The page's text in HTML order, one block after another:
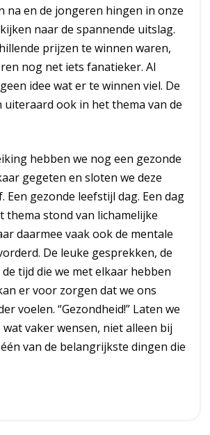
na en de jongeren hingen in onze
naar de spannende uitslag.
prijzen te winnen waren,
nog net iets fanatieker. Al
idee wat er te winnen viel. De
uiteraard ook in het thema van de
hebben we nog een gezonde
gegeten en sloten we deze
Een gezonde leefstijl dag. Een dag
thema stond van lichamelijke
daarmee vaak ook de mentale
De leuke gesprekken, de
tijd die we met elkaar hebben
er voor zorgen dat we ons
voelen. “Gezondheid!” Laten we
vaker wensen, niet alleen bij
van de belangrijkste dingen die